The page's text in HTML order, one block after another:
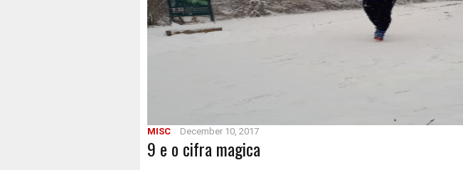
MISC December 10, 2017
9 e o cifra magica